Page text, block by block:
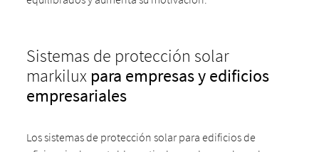
Sistemas de protección solar
markilux para empresas y edificios
empresariales
Los sistemas de protección solar para edificios de